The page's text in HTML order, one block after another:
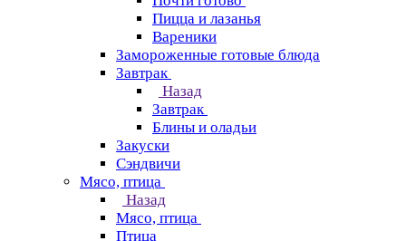
Пицца и лазанья
Вареники
Замороженные готовые блюда
Завтрак
Назад
Завтрак
Блины и оладьи
Закуски
Сэндвичи
Мясо, птица
Назад
Мясо, птица
Птица